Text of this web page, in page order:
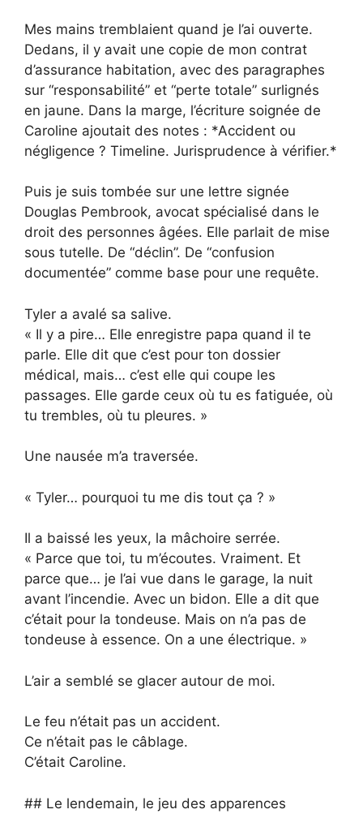
Mes mains tremblaient quand je l’ai ouverte.
Dedans, il y avait une copie de mon contrat
d’assurance habitation, avec des paragraphes
sur “responsabilité” et “perte totale” surlignés
en jaune. Dans la marge, l’écriture soignée de
Caroline ajoutait des notes : *Accident ou
négligence ? Timeline. Jurisprudence à vérifier.*
Puis je suis tombée sur une lettre signée
Douglas Pembrook, avocat spécialisé dans le
droit des personnes âgées. Elle parlait de mise
sous tutelle. De “déclin”. De “confusion
documentée” comme base pour une requête.
Tyler a avalé sa salive.
« Il y a pire… Elle enregistre papa quand il te
parle. Elle dit que c’est pour ton dossier
médical, mais… c’est elle qui coupe les
passages. Elle garde ceux où tu es fatiguée, où
tu trembles, où tu pleures. »
Une nausée m’a traversée.
« Tyler… pourquoi tu me dis tout ça ? »
Il a baissé les yeux, la mâchoire serrée.
« Parce que toi, tu m’écoutes. Vraiment. Et
parce que… je l’ai vue dans le garage, la nuit
avant l’incendie. Avec un bidon. Elle a dit que
c’était pour la tondeuse. Mais on n’a pas de
tondeuse à essence. On a une électrique. »
L’air a semblé se glacer autour de moi.
Le feu n’était pas un accident.
Ce n’était pas le câblage.
C’était Caroline.
## Le lendemain, le jeu des apparences